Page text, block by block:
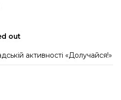
out
активності «Долучайся!»